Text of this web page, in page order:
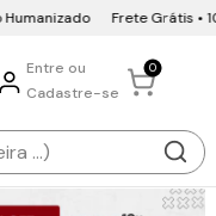
Frete Grátis • 10x
Entre ou
Cadastre-se
0